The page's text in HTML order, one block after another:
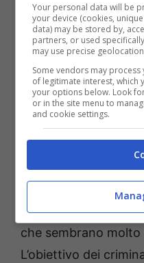
contenuto appare
conferma di un
o all’orario di una
destinatario
spiegano di aver
iniziano una
l’escamotage punta
amichevole con la
creato un rapporto
proposti degli
che sembrano
L’obiettivo dei
Your personal data will be
your device (cookies,
data) may be stored by,
partners, or used
may use precise
Some vendors may
of legitimate interest, which
your options below. Look
or in the site menu to
and cookie settings.